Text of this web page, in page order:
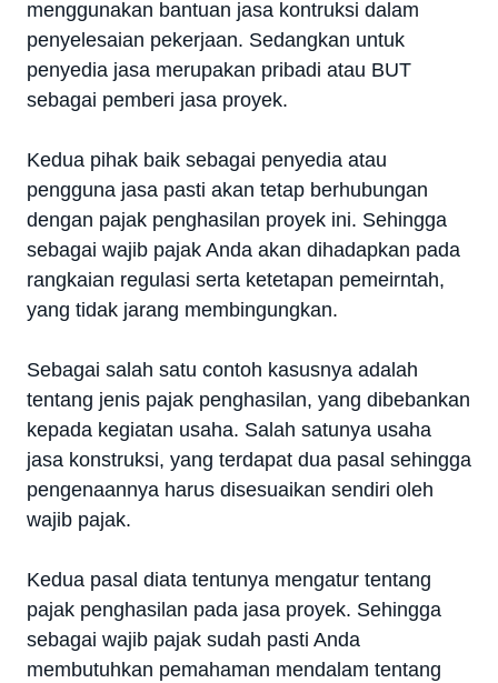
menggunakan bantuan jasa kontruksi dalam
penyelesaian pekerjaan. Sedangkan untuk
penyedia jasa merupakan pribadi atau BUT
sebagai pemberi jasa proyek.
Kedua pihak baik sebagai penyedia atau
pengguna jasa pasti akan tetap berhubungan
dengan pajak penghasilan proyek ini. Sehingga
sebagai wajib pajak Anda akan dihadapkan pada
rangkaian regulasi serta ketetapan pemeirntah,
yang tidak jarang membingungkan.
Sebagai salah satu contoh kasusnya adalah
tentang jenis pajak penghasilan, yang dibebankan
kepada kegiatan usaha. Salah satunya usaha
jasa konstruksi, yang terdapat dua pasal sehingga
pengenaannya harus disesuaikan sendiri oleh
wajib pajak.
Kedua pasal diata tentunya mengatur tentang
pajak penghasilan pada jasa proyek. Sehingga
sebagai wajib pajak sudah pasti Anda
membutuhkan pemahaman mendalam tentang